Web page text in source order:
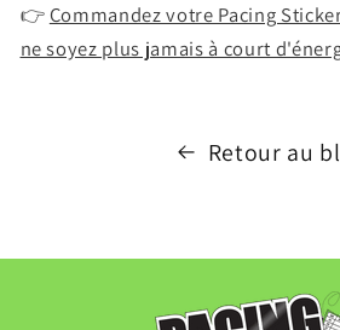
👉Commandez votre Pacing
ne soyez plus jamais à court
Retour au